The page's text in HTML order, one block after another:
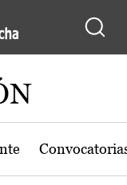
Castilla-